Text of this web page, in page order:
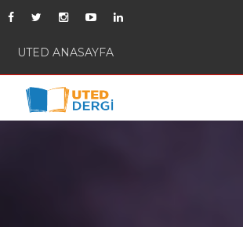
UTED ANASAYFA